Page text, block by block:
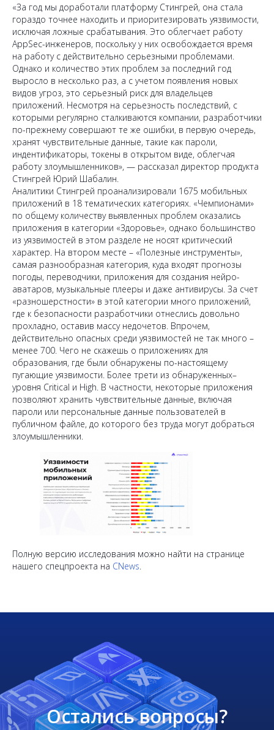
«За год мы доработали платформу Стингрей, она стала
гораздо точнее находить и приоритезировать уязвимости,
исключая ложные срабатывания. Это облегчает работу
AppSec-инженеров, поскольку у них освобождается время
на работу с действительно серьезными проблемами.
Однако и количество этих проблем за последний год
выросло в несколько раз, а с учетом появления новых
видов угроз, это серьезный риск для владельцев
приложений. Несмотря на серьезность последствий, с
которыми регулярно сталкиваются компании, разработчики
по-прежнему совершают те же ошибки, в первую очередь,
хранят чувствительные данные, такие как пароли,
индентификаторы, токены в открытом виде, облегчая
работу злоумышленников», — рассказал директор продукта
Стингрей Юрий Шабалин.
Аналитики Стингрей проанализировали 1675 мобильных
приложений в 18 тематических категориях. «Чемпионами»
по общему количеству выявленных проблем оказались
приложения в категории «Здоровье», однако большинство
из уязвимостей в этом разделе не носят критический
характер. На втором месте – «Полезные инструменты»,
самая разнообразная категория, куда входят прогнозы
погоды, переводчики, приложения для создания нейро-
аватаров, музыкальные плееры и даже антивирусы. За счет
«разношерстности» в этой категории много приложений,
где к безопасности разработчики отнеслись довольно
прохладно, оставив массу недочетов. Впрочем,
действительно опасных среди уязвимостей не так много –
менее 700. Чего не скажешь о приложениях для
образования, где были обнаружены по-настоящему
пугающие уязвимости. Более трети из обнаруженных–
уровня Critical и High. В частности, некоторые приложения
позволяют хранить чувствительные данные, включая
пароли или персональные данные пользователей в
публичном файле, до которого без труда могут добраться
злоумышленники.
Полную версию исследования можно найти на странице
нашего спецпроекта на CNews.
Остались вопросы?